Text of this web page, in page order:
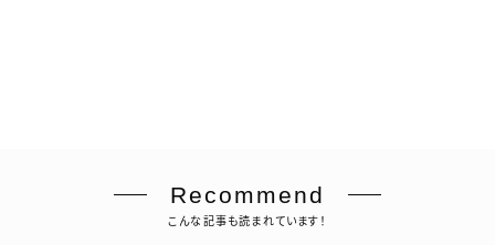
Recommend
こんな記事も読まれています！